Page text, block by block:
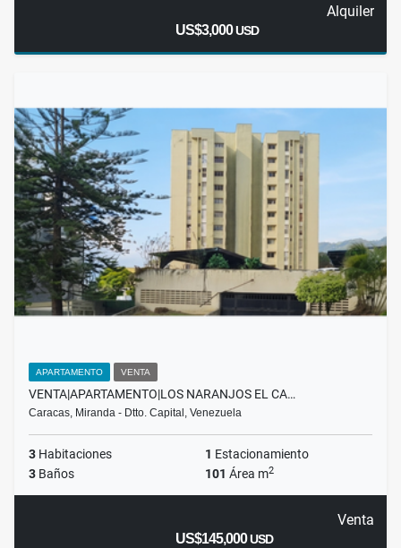
Alquiler
US$3,000USD
APARTAMENTO VENTA
VENTA|APARTAMENTO|LOS NARANJOS EL CA…
Caracas, Miranda - Dtto. Capital, Venezuela
3 Habitaciones 1 Estacionamiento
3 Baños 101 Área m2
Venta
US$145,000USD